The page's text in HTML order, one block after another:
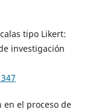
tipo Likert:
investigación
en el proceso de